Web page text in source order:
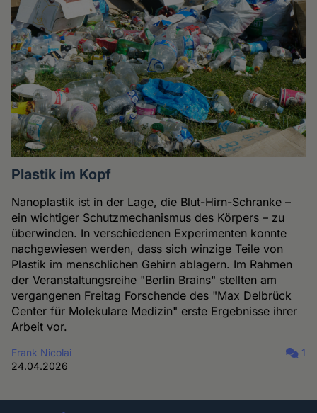
Plastik im Kopf
Nanoplastik ist in der Lage, die Blut-Hirn-Schranke –
ein wichtiger Schutzmechanismus des Körpers – zu
überwinden. In verschiedenen Experimenten konnte
nachgewiesen werden, dass sich winzige Teile von
Plastik im menschlichen Gehirn ablagern. Im Rahmen
der Veranstaltungsreihe "Berlin Brains" stellten am
vergangenen Freitag Forschende des "Max Delbrück
Center für Molekulare Medizin" erste Ergebnisse ihrer
Arbeit vor.
Frank Nicolai
24.04.2026
1